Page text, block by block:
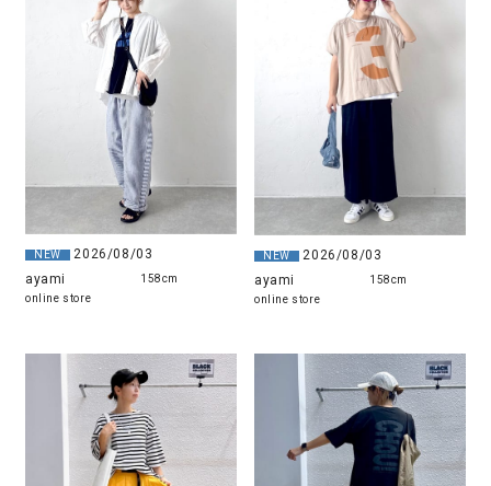
NEW
2026/08/03
ayami
online store
158cm
NEW
2026/08/03
ayami
online store
158cm